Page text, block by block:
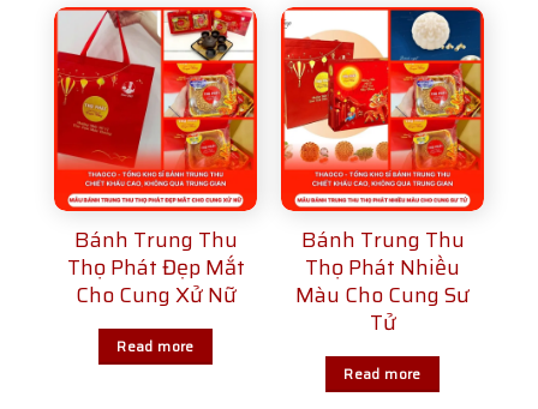
Bánh Trung Thu
Thọ Phát Đẹp Mắt
Cho Cung Xử Nữ
Read more
Bánh Trung Thu
Thọ Phát Nhiều
Màu Cho Cung Sư
Tử
Read more